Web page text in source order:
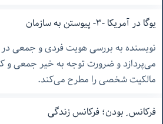
یوگا در آمریکا -٣- پیوستن به سازمان
نویسنده به بررسی هویت فردی و جمعی در
می‌پردازد و ضرورت توجه به خیر جمعی و
مالکیت شخصی را مطرح می‌کند.
فرکانس ِ بودن؛ فرکانس زندگی